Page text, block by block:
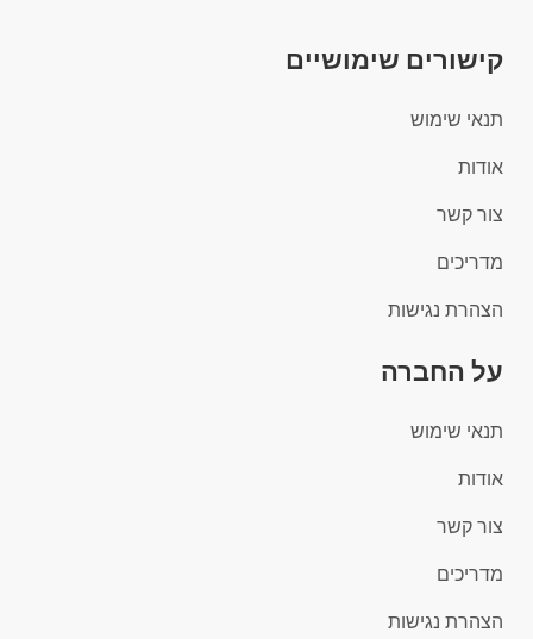
קישורים שימושיים
תנאי שימוש
אודות
צור קשר
מדריכים
הצהרת נגישות
על החברה
תנאי שימוש
אודות
צור קשר
מדריכים
הצהרת נגישות